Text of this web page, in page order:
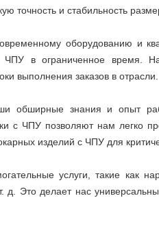
точность и стабильность
оборудованию и
ЧПУ в ограниченное время.
выполнения заказов в отрасли.
обширные знания и опыт
с ЧПУ позволяют нам легко
изделий с ЧПУ для
услуги, такие как
д. Это делает нас